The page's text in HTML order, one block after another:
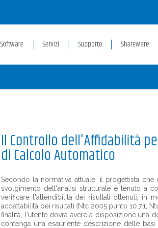
Software Servizi Supporto Shareware
Il Controllo dell'Affidabilità
di Calcolo Automatico
Secondo la normativa attuale, il progettista
svolgimento dell'analisi strutturale è tenuto a
verificare l'attendibilità dei risultati ottenuti, in
accettabilità dei risultati (Ntc 2005 punto 10.7.1,
finalità, l'utente dovrà avere a disposizione una
contenga una esauriente descrizione delle